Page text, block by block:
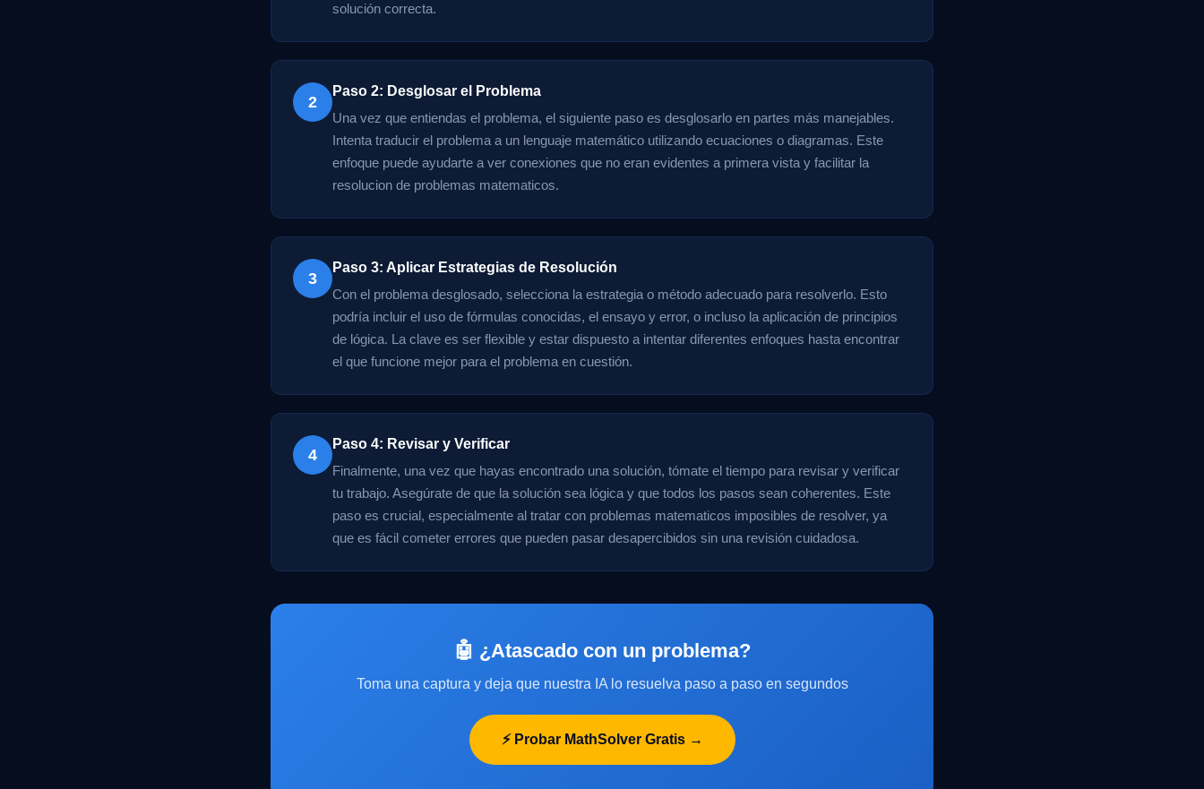
solución correcta.
2
Paso 2: Desglosar el Problema
Una vez que entiendas el problema, el siguiente paso es desglosarlo en partes más manejables.
Intenta traducir el problema a un lenguaje matemático utilizando ecuaciones o diagramas. Este
enfoque puede ayudarte a ver conexiones que no eran evidentes a primera vista y facilitar la
resolucion de problemas matematicos.
3
Paso 3: Aplicar Estrategias de Resolución
Con el problema desglosado, selecciona la estrategia o método adecuado para resolverlo. Esto
podría incluir el uso de fórmulas conocidas, el ensayo y error, o incluso la aplicación de principios
de lógica. La clave es ser flexible y estar dispuesto a intentar diferentes enfoques hasta encontrar
el que funcione mejor para el problema en cuestión.
4
Paso 4: Revisar y Verificar
Finalmente, una vez que hayas encontrado una solución, tómate el tiempo para revisar y verificar
tu trabajo. Asegúrate de que la solución sea lógica y que todos los pasos sean coherentes. Este
paso es crucial, especialmente al tratar con problemas matematicos imposibles de resolver, ya
que es fácil cometer errores que pueden pasar desapercibidos sin una revisión cuidadosa.
🤖 ¿Atascado con un problema?
Toma una captura y deja que nuestra IA lo resuelva paso a paso en segundos
⚡ Probar MathSolver Gratis →